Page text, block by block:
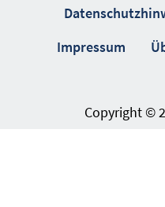
Impressum
Copyright ©